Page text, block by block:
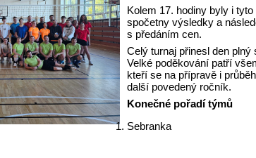
Kolem 17. hodiny byly i
spočetny výsledky a
s předáním cen.
Celý turnaj přinesl den
Velké poděkování patří
kteří se na přípravě i
další povedený ročník.
Konečné pořadí týmů
Sebranka